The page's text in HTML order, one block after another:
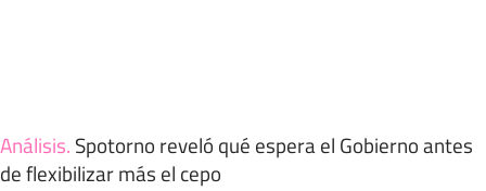
Análisis. Spotorno reveló qué espera el Gobierno antes
de flexibilizar más el cepo